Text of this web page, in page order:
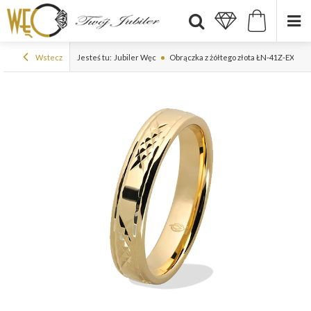
Wstecz Jesteś tu: Jubiler Węc Obrączka z żółtego złota ŁN-41Z-